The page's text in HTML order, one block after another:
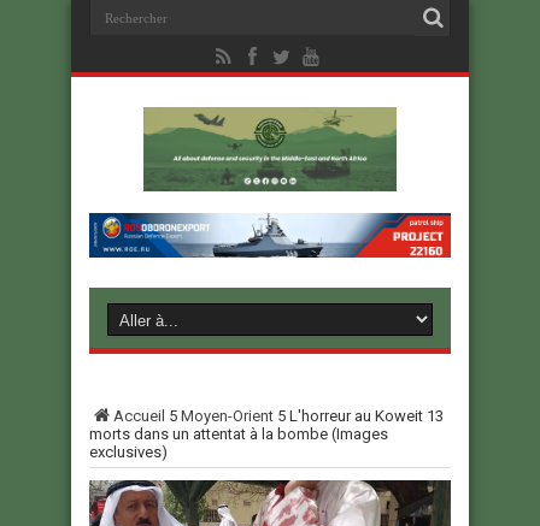
Accueil 5 Moyen-Orient 5 L'horreur au Koweit 13
morts dans un attentat à la bombe (Images
exclusives)